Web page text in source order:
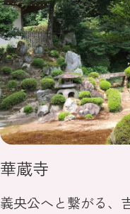
華蔵寺
義央公へと繋がる、